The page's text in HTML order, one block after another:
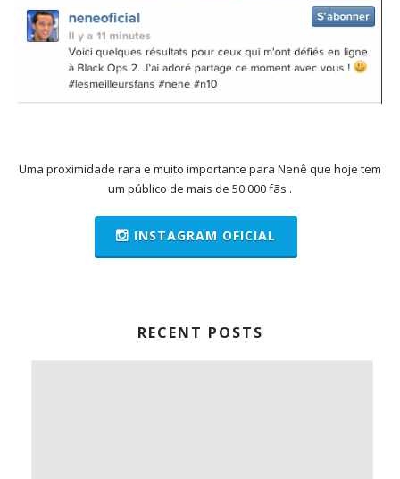
Uma proximidade rara e muito importante para Nenê que hoje tem
um público de mais de 50.000 fãs .
INSTAGRAM OFICIAL
RECENT POSTS